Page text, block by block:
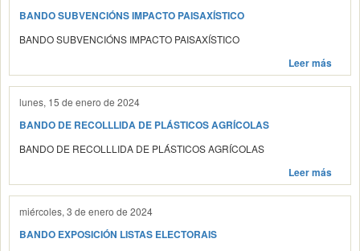
BANDO SUBVENCIÓNS IMPACTO PAISAXÍSTICO
BANDO SUBVENCIÓNS IMPACTO PAISAXÍSTICO
Leer más
lunes, 15 de enero de 2024
BANDO DE RECOLLLIDA DE PLÁSTICOS AGRÍCOLAS
BANDO DE RECOLLLIDA DE PLÁSTICOS AGRÍCOLAS
Leer más
miércoles, 3 de enero de 2024
BANDO EXPOSICIÓN LISTAS ELECTORAIS